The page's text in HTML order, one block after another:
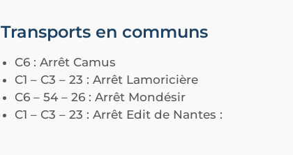
Transports en communs
C6 : Arrêt Camus
C1 – C3 – 23 : Arrêt Lamoricière
C6 – 54 – 26 : Arrêt Mondésir
C1 – C3 – 23 : Arrêt Edit de Nantes :